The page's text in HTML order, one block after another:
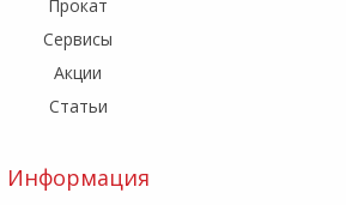
Прокат
Сервисы
Акции
Статьи
Информация